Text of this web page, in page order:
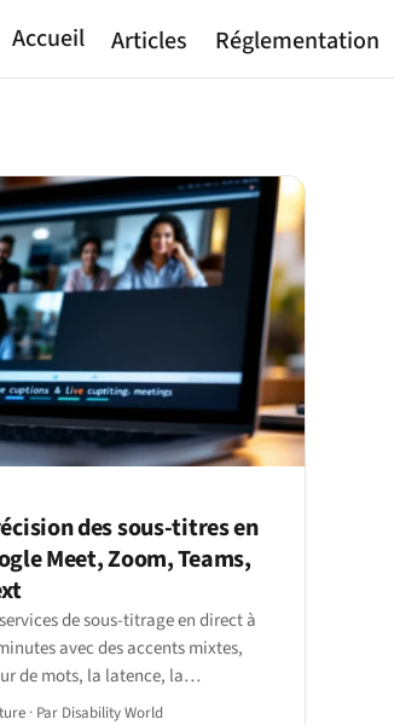
Accueil Articles Réglementation
des sous-titres en
Meet, Zoom, Teams,
de sous-titrage en direct à
avec des accents mixtes,
de mots, la latence, la
et l'intégration AT.
· Par Disability World